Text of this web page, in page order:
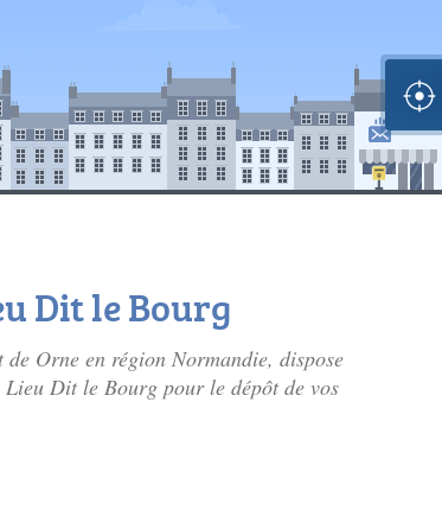
Dit le Bourg
Orne en région Normandie, dispose
Dit le Bourg pour le dépôt de vos